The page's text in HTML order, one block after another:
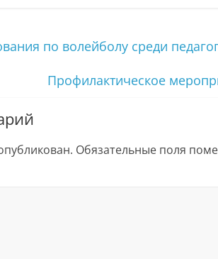
по волейболу среди
Профилактическое
Обязательные поля